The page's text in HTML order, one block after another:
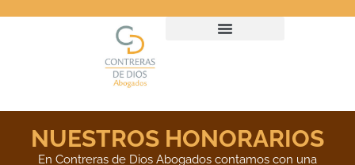
NUESTROS HONORARIOS
En Contreras de Dios Abogados contamos con una